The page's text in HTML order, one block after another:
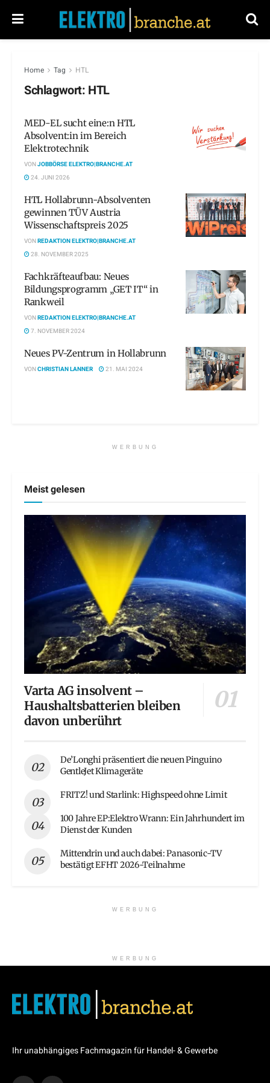
Home Tag HTL
Schlagwort: HTL
MED-EL sucht eine:n HTL
Absolvent:in im Bereich
Elektrotechnik
VONJOBBÖRSE ELEKTRO|BRANCHE.AT
24. JUNI 2026
HTL Hollabrunn-Absolventen
gewinnen TÜV Austria
Wissenschaftspreis 2025
VONREDAKTION ELEKTRO|BRANCHE.AT
28. NOVEMBER 2025
Fachkräfteaufbau: Neues
Bildungsprogramm „GET IT“ in
Rankweil
VONREDAKTION ELEKTRO|BRANCHE.AT
7. NOVEMBER 2024
Neues PV-Zentrum in Hollabrunn
VONCHRISTIAN LANNER 21. MAI 2024
WERBUNG
Meist gelesen
Varta AG insolvent –
Haushaltsbatterien bleiben
davon unberührt
De’Longhi präsentiert die neuen Pinguino
GentleJet Klimageräte
FRITZ! und Starlink: Highspeed ohne Limit
100 Jahre EP:Elektro Wrann: Ein Jahrhundert im
Dienst der Kunden
Mittendrin und auch dabei: Panasonic-TV
bestätigt EFHT 2026-Teilnahme
WERBUNG
WERBUNG
Ihr unabhängiges Fachmagazin für Handel- & Gewerbe